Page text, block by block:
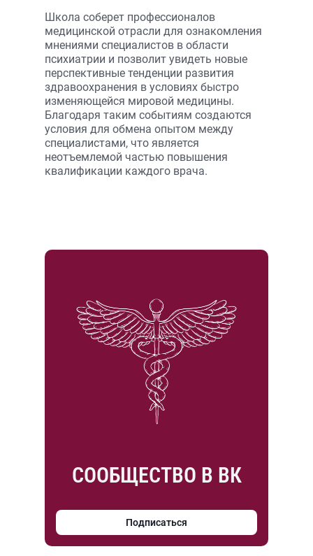
Школа соберет профессионалов
медицинской отрасли для ознакомления
мнениями специалистов в области
психиатрии и позволит увидеть новые
перспективные тенденции развития
здравоохранения в условиях быстро
изменяющейся мировой медицины.
Благодаря таким событиям создаются
условия для обмена опытом между
специалистами, что является
неотъемлемой частью повышения
квалификации каждого врача.
СООБЩЕСТВО В ВК
Подписаться